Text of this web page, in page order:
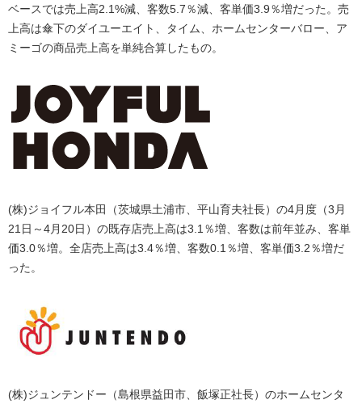
ベースでは売上高2.1%減、客数5.7％減、客単価3.9％増だった。売
上高は傘下のダイユーエイト、タイム、ホームセンターバロー、ア
ミーゴの商品売上高を単純合算したもの。
(株)ジョイフル本田（茨城県土浦市、平山育夫社長）の4月度（3月
21日～4月20日）の既存店売上高は3.1％増、客数は前年並み、客単
価3.0％増。全店売上高は3.4％増、客数0.1％増、客単価3.2％増だ
った。
(株)ジュンテンドー（島根県益田市、飯塚正社長）のホームセンタ